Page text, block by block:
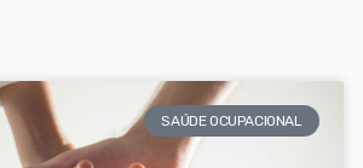
SAÚDE OCUPACIONAL